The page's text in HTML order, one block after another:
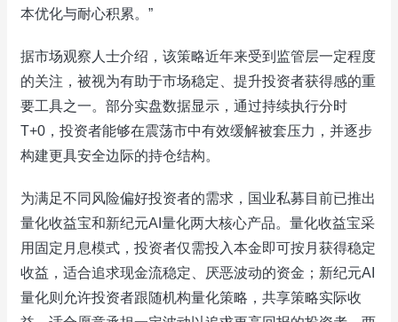
本优化与耐心积累。”
据市场观察人士介绍，该策略近年来受到监管层一定程度
的关注，被视为有助于市场稳定、提升投资者获得感的重
要工具之一。部分实盘数据显示，通过持续执行分时
T+0，投资者能够在震荡市中有效缓解被套压力，并逐步
构建更具安全边际的持仓结构。
为满足不同风险偏好投资者的需求，国业私募目前已推出
量化收益宝和新纪元AI量化两大核心产品。量化收益宝采
用固定月息模式，投资者仅需投入本金即可按月获得稳定
收益，适合追求现金流稳定、厌恶波动的资金；新纪元AI
量化则允许投资者跟随机构量化策略，共享策略实际收